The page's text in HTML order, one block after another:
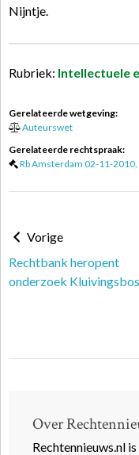
Nijntje.
Rubriek: Intellectuele
Gerelateerde wetgeving:
Auteurswet
Gerelateerde rechtspraak:
Rb Amsterdam 02-11-2010,
Vorige
Rechtbank heropent
onderzoek Kluivingsbos
Over
Rechtennieuws.nl